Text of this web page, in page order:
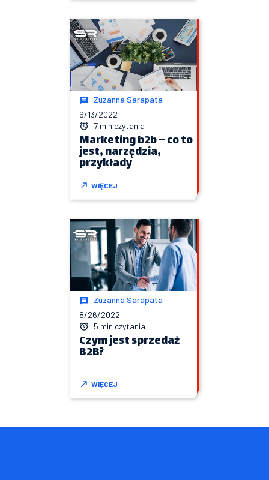
Zuzanna Sarapata
6/13/2022
7 min czytania
Marketing b2b – co to
jest, narzędzia,
przykłady
WIĘCEJ
Zuzanna Sarapata
8/26/2022
5 min czytania
Czym jest sprzedaż
B2B?
WIĘCEJ